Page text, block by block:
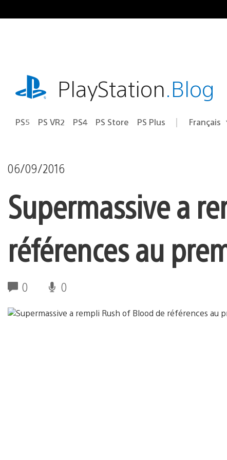
au
playstation.comPlayStation.Blog
PS5 PS VR2 PS4 PS Store PS Plus Choisir
Région
Français
06/09/2016
Supermassive a
références au
0 0